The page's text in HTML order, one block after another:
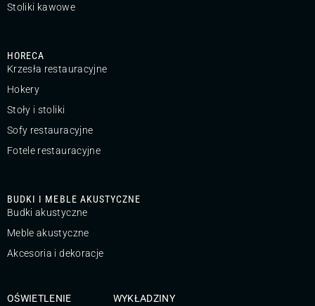
Stoliki kawowe
HORECA
Krzesła restauracyjne
Hokery
Stoły i stoliki
Sofy restauracyjne
Fotele restauracyjne
BUDKI I MEBLE AKUSTYCZNE
Budki akustyczne
Meble akustyczne
Akcesoria i dekoracje
OŚWIETLENIE WYKŁADZINY